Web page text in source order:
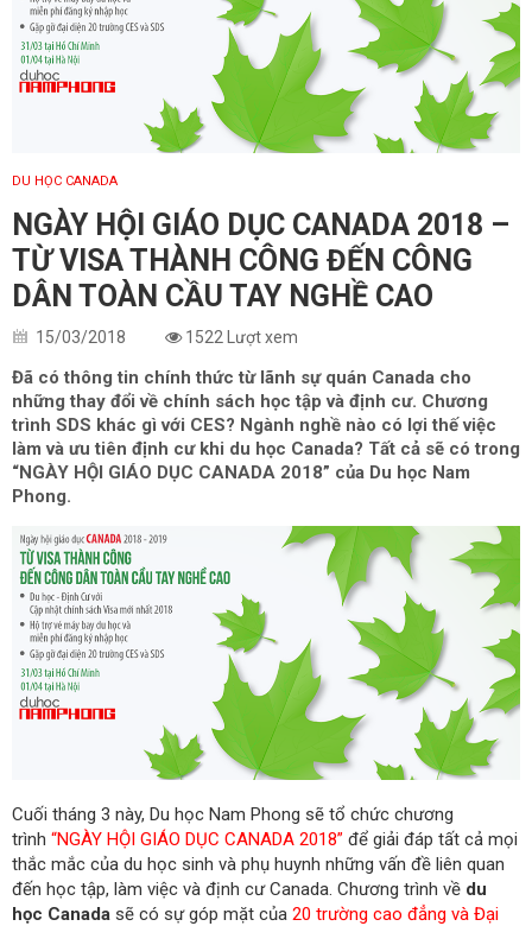
DU HỌC CANADA
NGÀY HỘI GIÁO DỤC CANADA 2018 –
TỪ VISA THÀNH CÔNG ĐẾN CÔNG
DÂN TOÀN CẦU TAY NGHỀ CAO
15/03/2018 1522 Lượt xem
Đã có thông tin chính thức từ lãnh sự quán Canada cho
những thay đổi về chính sách học tập và định cư. Chương
trình SDS khác gì với CES? Ngành nghề nào có lợi thế việc
làm và ưu tiên định cư khi du học Canada? Tất cả sẽ có trong
“NGÀY HỘI GIÁO DỤC CANADA 2018” của Du học Nam
Phong.
Cuối tháng 3 này, Du học Nam Phong sẽ tổ chức chương
trình “NGÀY HỘI GIÁO DỤC CANADA 2018” để giải đáp tất cả mọi
thắc mắc của du học sinh và phụ huynh những vấn đề liên quan
đến học tập, làm việc và định cư Canada. Chương trình về du
học Canada sẽ có sự góp mặt của 20 trường cao đẳng và Đại